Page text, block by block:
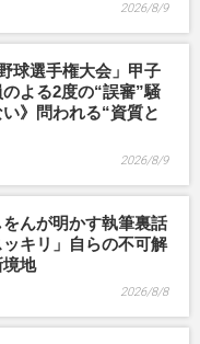
2026/8/9
球選手権大会」甲子
よる2度の“誤審”騒
》問われる“資質と
2026/8/9
んが明かす執筆裏話
ッキリ」自らの不可解
地
2026/8/8